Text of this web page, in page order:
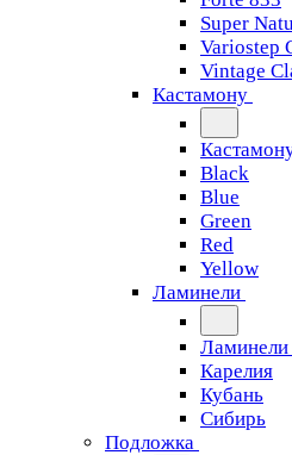
Super
Variostep
Vintage
Кастамону
Black
Blue
Green
Red
Yellow
Ламинели
Ламинели
Карелия
Кубань
Сибирь
Подложка